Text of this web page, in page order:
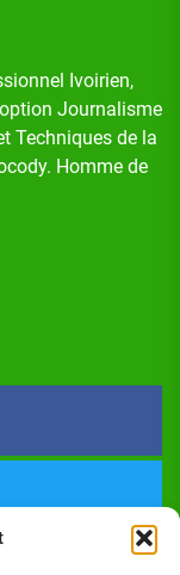
Ivoirien,
Journalisme
Techniques de la
Homme de